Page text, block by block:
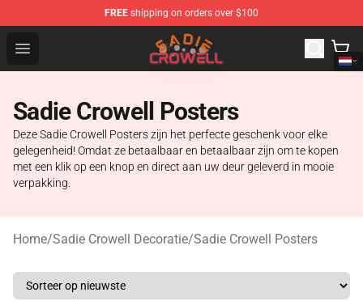
FREE shipping on orders over $100
Open menu
Sadie Crowell Store - Official Sadie Crowell Merchandise
Sadie Crowell Posters
Deze Sadie Crowell Posters zijn het perfecte geschenk voor elke
gelegenheid! Omdat ze betaalbaar en betaalbaar zijn om te kopen
met een klik op een knop en direct aan uw deur geleverd in mooie
verpakking.
Home/Sadie Crowell Decoratie/Sadie Crowell Posters